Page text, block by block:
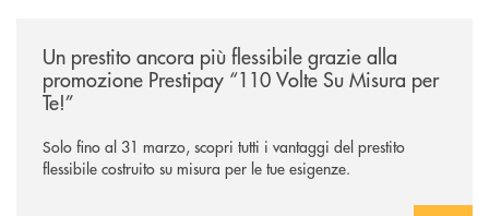
Un prestito ancora più flessibile grazie alla
promozione Prestipay “110 Volte Su Misura per
Te!”
Solo fino al 31 marzo, scopri tutti i vantaggi del prestito
flessibile costruito su misura per le tue esigenze.